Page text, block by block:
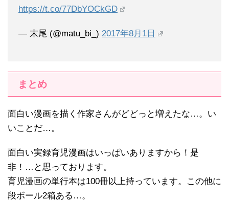
https://t.co/77DbYOCkGD
— 末尾 (@matu_bi_) 2017年8月1日
まとめ
面白い漫画を描く作家さんがどどっと増えたな…。い
いことだ…。
面白い実録育児漫画はいっぱいありますから！是
非！…と思っております。
育児漫画の単行本は100冊以上持っています。この他に
段ボール2箱ある…。